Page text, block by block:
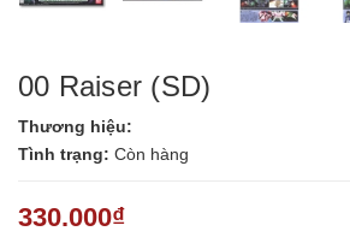
00 Raiser (SD)
Thương hiệu:
Tình trạng: Còn hàng
330.000₫